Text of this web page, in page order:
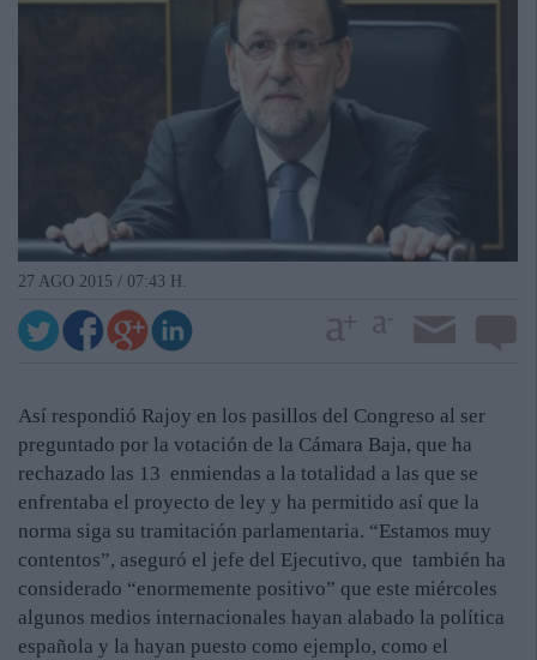
27 AGO 2015 / 07:43 H.
Así respondió Rajoy en los pasillos del Congreso al ser
preguntado por la votación de la Cámara Baja, que ha
rechazado las 13 enmiendas a la totalidad a las que se
enfrentaba el proyecto de ley y ha permitido así que la
norma siga su tramitación parlamentaria. “Estamos muy
contentos”, aseguró el jefe del Ejecutivo, que también ha
considerado “enormemente positivo” que este miércoles
algunos medios internacionales hayan alabado la política
española y la hayan puesto como ejemplo, como el